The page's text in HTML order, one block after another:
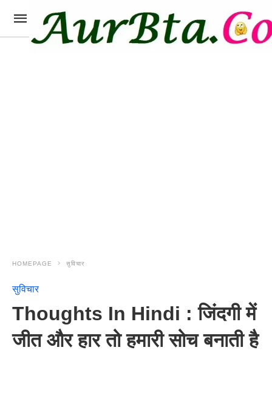
HOMEPAGE सुविचार
सुविचार
Thoughts In Hindi : जिंदगी में
जीत और हार तो हमारी सोच बनाती है